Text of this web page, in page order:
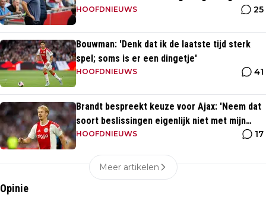
slotfase'
HOOFDNIEUWS 25
Bouwman: 'Denk dat ik de laatste tijd sterk
spel; soms is er een dingetje'
HOOFDNIEUWS 41
Brandt bespreekt keuze voor Ajax: 'Neem dat
soort beslissingen eigenlijk niet met mijn
hoofd'
HOOFDNIEUWS 17
Meer artikelen
Opinie